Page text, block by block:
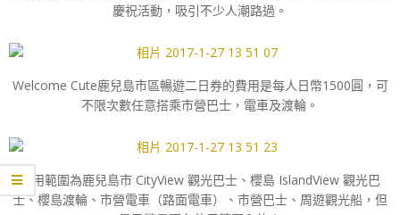
慶祝活動，吸引不少人潮路過。
Welcome Cute鹿兒島市區暢遊二日券的費用是每人日幣1500圓，可
不限次數任意搭乘市營巴士，電車及渡輪。
使用範圍為鹿兒島市 CityView 觀光巴士、櫻島 IslandView 觀光巴
士、櫻島渡輪、市營電車（路面電車）、市營巴士、周遊觀光船，但